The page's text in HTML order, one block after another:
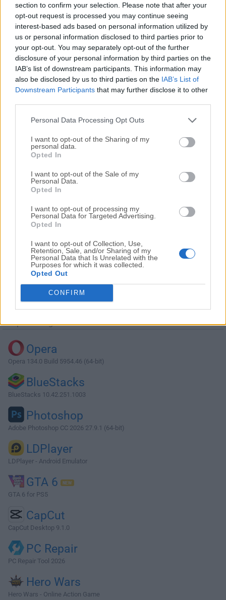
section to confirm your selection. Please note that after your
opt-out request is processed you may continue seeing
interest-based ads based on personal information utilized by
us or personal information disclosed to third parties prior to
your opt-out. You may separately opt-out of the further
disclosure of your personal information by third parties on the
IAB’s list of downstream participants. This information may
also be disclosed by us to third parties on the IAB’s List of
Downstream Participants that may further disclose it to other
Personal Data Processing Opt Outs
I want to opt-out of the Sharing of my
personal data.
Opted In
I want to opt-out of the Sale of my
Personal Data.
Opted In
I want to opt-out of processing my
Personal Data for Targeted Advertising.
Opted In
I want to opt-out of Collection, Use,
Retention, Sale, and/or Sharing of my
Personal Data that Is Unrelated with the
Purposes for which it was collected.
Opted Out
CONFIRM
Todas las versiones antiguas distribuidas en nuestro
sitio web son completamente libres de virus y están
disponibles para su descarga sin costo alguno.
Nos encantaría saber de ti
Si tienes alguna pregunta o idea que desees compartir
Descargar DriversCloud 12.1.3 (32-bit)
¿Por qué se publica esta aplicación en Filehorse? (
información)
Top Descargas
Opera
Opera 134.0 Build 5954.46 (64-bit)
BlueStacks
BlueStacks 10.42.251.1003
Photoshop
Adobe Photoshop CC 2026 27.9.1 (64-bit)
LDPlayer
LDPlayer - Android Emulator
GTA 6
GTA 6 for PS5
CapCut
CapCut Desktop 9.1.0
PC Repair
PC Repair Tool 2026
Hero Wars
Hero Wars - Online Action Game